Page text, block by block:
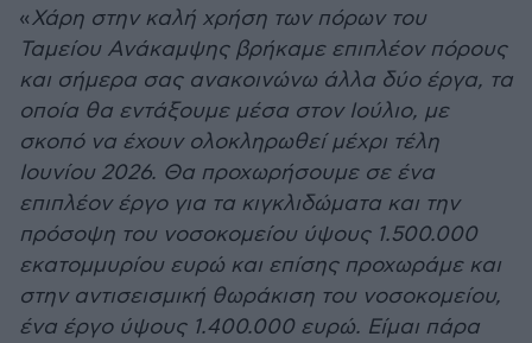
«Χάρη στην καλή χρήση των πόρων του
Ταμείου Ανάκαμψης βρήκαμε επιπλέον πόρους
και σήμερα σας ανακοινώνω άλλα δύο έργα, τα
οποία θα εντάξουμε μέσα στον Ιούλιο, με
σκοπό να έχουν ολοκληρωθεί μέχρι τέλη
Ιουνίου 2026. Θα προχωρήσουμε σε ένα
επιπλέον έργο για τα κιγκλιδώματα και την
πρόσοψη του νοσοκομείου ύψους 1.500.000
εκατομμυρίου ευρώ και επίσης προχωράμε και
στην αντισεισμική θωράκιση του νοσοκομείου,
ένα έργο ύψους 1.400.000 ευρώ. Είμαι πάρα